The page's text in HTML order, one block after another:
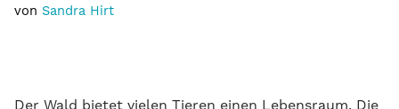
von Sandra Hirt
Der Wald bietet vielen Tieren einen Lebensraum. Die